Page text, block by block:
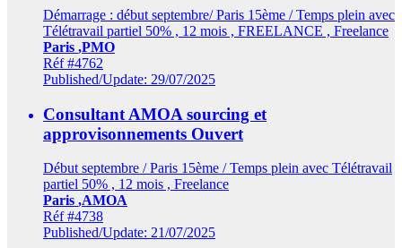
Démarrage : début septembre/ Paris 15ème / Temps plein avec
Télétravail partiel 50% , 12 mois , FREELANCE , Freelance
Paris ,PMO
Réf #4762
Published/Update: 29/07/2025
Consultant AMOA sourcing et
approvisonnements Ouvert
Début septembre / Paris 15ème / Temps plein avec Télétravail
partiel 50% , 12 mois , Freelance
Paris ,AMOA
Réf #4738
Published/Update: 21/07/2025